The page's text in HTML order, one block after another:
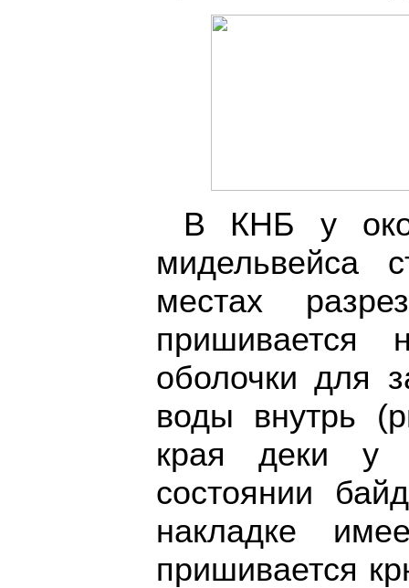
В КНБ у
мидельвейса
местах
пришивается
оболочки для
воды внутрь
края деки у
состоянии
накладке
пришивается